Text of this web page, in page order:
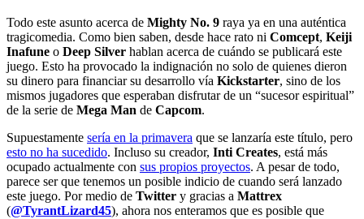
Todo este asunto acerca de Mighty No. 9 raya ya en una auténtica
tragicomedia. Como bien saben, desde hace rato ni Comcept, Keiji
Inafune o Deep Silver hablan acerca de cuándo se publicará este
juego. Esto ha provocado la indignación no solo de quienes dieron
su dinero para financiar su desarrollo vía Kickstarter, sino de los
mismos jugadores que esperaban disfrutar de un “sucesor espiritual”
de la serie de Mega Man de Capcom.
Supuestamente sería en la primavera que se lanzaría este título, pero
esto no ha sucedido. Incluso su creador, Inti Creates, está más
ocupado actualmente con sus propios proyectos. A pesar de todo,
parece ser que tenemos un posible indicio de cuando será lanzado
este juego. Por medio de Twitter y gracias a Mattrex
(@TyrantLizard45), ahora nos enteramos que es posible que